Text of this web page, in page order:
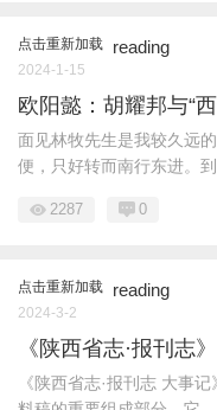
点击重新加载 reading
2024-1-15
欧阳懿：胡耀邦与“
面见林牧先生是我较久远
便，只好转而南行东进。到
2287 0
点击重新加载 reading
2024-3-2
《陕西省志·报刊志
《陕西省志·报刊志 大事